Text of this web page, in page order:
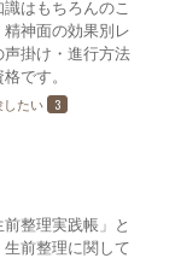
はもちろんのこ
神面の効果別レ
掛け・進行方法
です。
したい 3
整理実践帳」と
生前整理に関して